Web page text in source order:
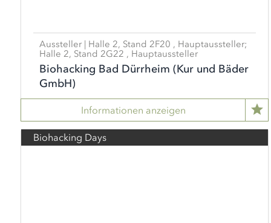
Aussteller | Halle 2, Stand 2F20 , Hauptaussteller;
Halle 2, Stand 2G22 , Hauptaussteller
Biohacking Bad Dürrheim (Kur und Bäder
GmbH)
Informationen anzeigen
Biohacking Days